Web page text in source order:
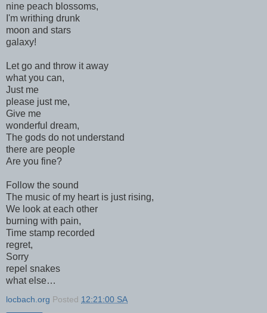
nine peach blossoms,
I'm writhing drunk
moon and stars
galaxy!
Let go and throw it away
what you can,
Just me
please just me,
Give me
wonderful dream,
The gods do not understand
there are people
Are you fine?
Follow the sound
The music of my heart is just rising,
We look at each other
burning with pain,
Time stamp recorded
regret,
Sorry
repel snakes
what else…
locbach.org Posted 12:21:00 SA